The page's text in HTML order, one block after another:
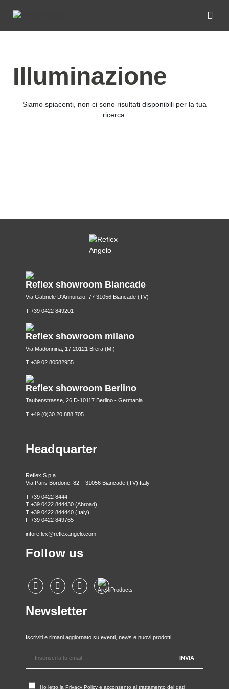
Illuminazione
Siamo spiacenti, non ci sono risultati disponibili per la tua
ricerca.
Reflex showroom Biancade
Via Gabriele D'Annunzio, 77 31056 Biancade (TV)
T +39 0422 849201
Reflex showroom milano
Via Madonnina, 17 20121 Brera (MI)
T +39 02 80582955
Reflex showroom Berlino
Taubenstrasse, 26 D-10117 Berlino - Germania
T +49 (0)30 20 888 705
Headquarter
Reflex S.p.a.
Via Paris Bordone, 82 – 31056 Biancade (TV) Italy
T +39 0422 8444
T +39 0422 844430 (Abroad)
T +39 0422 844440 (Italy)
F +39 0422 849765
inforeflex@reflexangelo.com
Follow us
Newsletter
Iscriviti e rimani aggiornato su eventi, news e nuovi prodotti.
Ho letto la Privacy Policy e acconsento al trattamento dei dati